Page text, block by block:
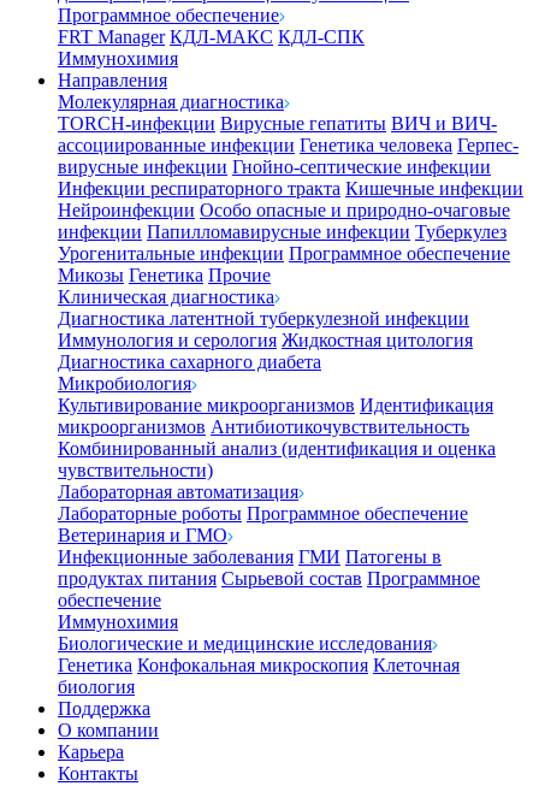
Программное обеспечение
FRT Manager КДЛ-МАКС КДЛ-СПК
Иммунохимия
Направления
Молекулярная диагностика
TORCH-инфекции Вирусные гепатиты ВИЧ и ВИЧ-
ассоциированные инфекции Генетика человека Герпес-
вирусные инфекции Гнойно-септические инфекции
Инфекции респираторного тракта Кишечные инфекции
Нейроинфекции Особо опасные и природно-очаговые
инфекции Папилломавирусные инфекции Туберкулез
Урогенитальные инфекции Программное обеспечение
Микозы Генетика Прочие
Клиническая диагностика
Диагностика латентной туберкулезной инфекции
Иммунология и серология Жидкостная цитология
Диагностика сахарного диабета
Микробиология
Культивирование микроорганизмов Идентификация
микроорганизмов Антибиотикочувствительность
Комбинированный анализ (идентификация и оценка
чувствительности)
Лабораторная автоматизация
Лабораторные роботы Программное обеспечение
Ветеринария и ГМО
Инфекционные заболевания ГМИ Патогены в
продуктах питания Сырьевой состав Программное
обеспечение
Иммунохимия
Биологические и медицинские исследования
Генетика Конфокальная микроскопия Клеточная
биология
Поддержка
О компании
Карьера
Контакты